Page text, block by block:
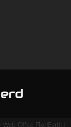
Web-Office PixelEarth